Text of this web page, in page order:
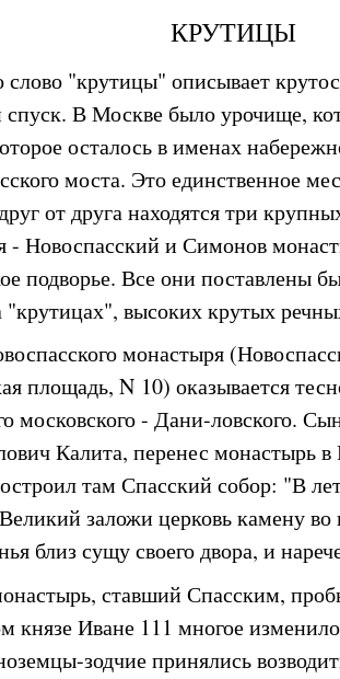
КРУТИЦЫ
"крутицы" описывает
В Москве было урочище,
осталось в именах
моста. Это единственное
от друга находятся три
- Новоспасский и Симонов
подворье. Все они поставлены
высоких крутых
монастыря
площадь, N 10) оказывается
московского - Дани-ловского.
Калита, перенес монастырь
там Спасский собор: "В
заложи церковь камену
близ сущу своего двора, и
ставший Спасским,
князе Иване 111 многое
зодчие принялись